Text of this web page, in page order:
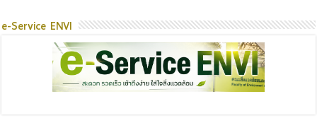
e-Service ENVI